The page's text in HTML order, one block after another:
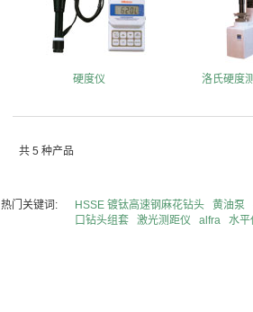
硬度仪 洛氏硬度
共 5 种产品
热门关键词: HSSE 镀钛高速钢麻花钻头 黄油泵
口钻头组套
激光测距仪 alfra 水平